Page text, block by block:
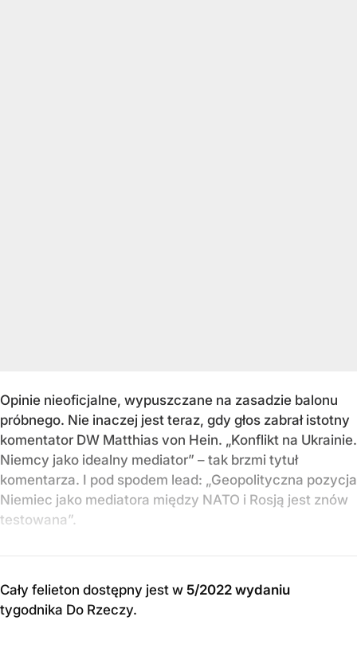
Opinie nieoficjalne, wypuszczane na zasadzie balonu
próbnego. Nie inaczej jest teraz, gdy głos zabrał istotny
komentator DW Matthias von Hein. „Konflikt na Ukrainie.
Niemcy jako idealny mediator” – tak brzmi tytuł
komentarza. I pod spodem lead: „Geopolityczna pozycja
Niemiec jako mediatora między NATO i Rosją jest znów
testowana”.
Cały felieton dostępny jest w 5/2022 wydaniu
tygodnika Do Rzeczy.